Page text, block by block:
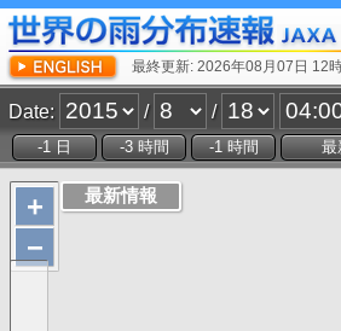
最終更新: 2026年08月07日 12
Date: / /
+
−